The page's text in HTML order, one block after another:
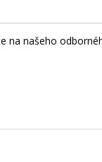
na našeho